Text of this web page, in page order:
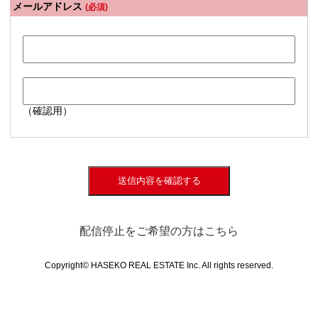
メールアドレス (必須)
（確認用）
送信内容を確認する
配信停止をご希望の方はこちら
Copyright© HASEKO REAL ESTATE Inc. All rights reserved.